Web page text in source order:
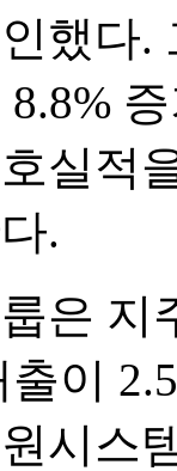
했다
실적
.
은
이
시스